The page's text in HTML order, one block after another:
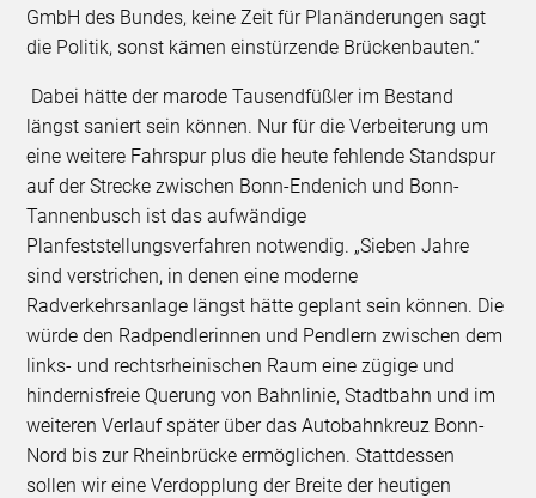
GmbH des Bundes, keine Zeit für Planänderungen sagt
die Politik, sonst kämen einstürzende Brückenbauten.“
Dabei hätte der marode Tausendfüßler im Bestand
längst saniert sein können. Nur für die Verbeiterung um
eine weitere Fahrspur plus die heute fehlende Standspur
auf der Strecke zwischen Bonn-Endenich und Bonn-
Tannenbusch ist das aufwändige
Planfeststellungsverfahren notwendig. „Sieben Jahre
sind verstrichen, in denen eine moderne
Radverkehrsanlage längst hätte geplant sein können. Die
würde den Radpendlerinnen und Pendlern zwischen dem
links- und rechtsrheinischen Raum eine zügige und
hindernisfreie Querung von Bahnlinie, Stadtbahn und im
weiteren Verlauf später über das Autobahnkreuz Bonn-
Nord bis zur Rheinbrücke ermöglichen. Stattdessen
sollen wir eine Verdopplung der Breite der heutigen